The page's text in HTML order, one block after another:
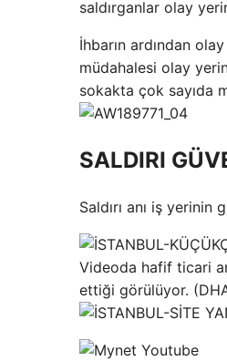
saldırganlar olay
İhbarın ardından
müdahalesi olay
sokakta çok sayıda
SALDIRI
Saldırı anı iş
Videoda hafif ticari
ettiği görülüyor.